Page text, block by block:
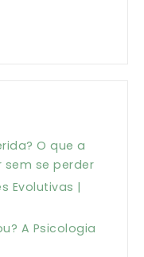
O que a
se perder
Evolutivas |
A Psicologia